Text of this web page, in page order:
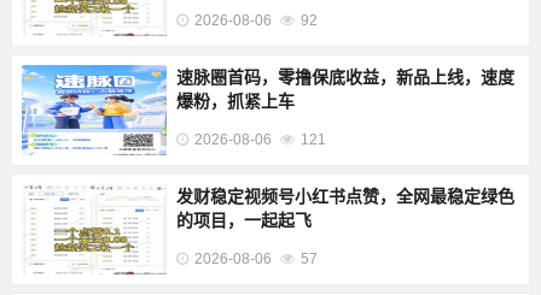
2026-08-06 92
速脉圈首码，零撸保底收益，新品上线，速度
爆粉，抓紧上车
2026-08-06 121
发财稳定视频号小红书点赞，全网最稳定绿色
的项目，一起起飞
2026-08-06 57